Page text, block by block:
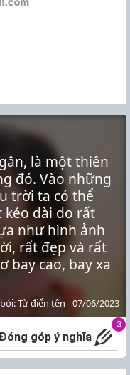
là một thiên
đó. Vào những
trời ta có thể
kéo dài do rất
như hình ảnh
rất đẹp và rất
bay cao, bay xa
Từ điển tên - 07/06/2023
Đóng góp ý nghĩa
3